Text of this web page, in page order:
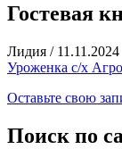
Гостевая
Лидия / 11.11.2024
Уроженка с/х
Оставьте свою
Поиск по